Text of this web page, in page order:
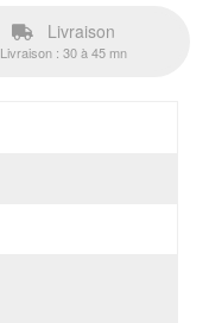
Livraison
Livraison : 30 à 45 mn